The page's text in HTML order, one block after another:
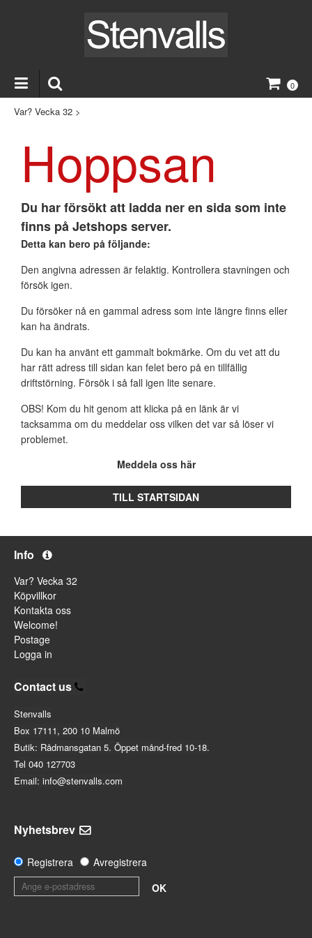
0
Var? Vecka 32 >
Hoppsan
Du har försökt att ladda ner en sida som inte
finns på Jetshops server.
Detta kan bero på följande:
Den angivna adressen är felaktig. Kontrollera stavningen och
försök igen.
Du försöker nå en gammal adress som inte längre finns eller
kan ha ändrats.
Du kan ha använt ett gammalt bokmärke. Om du vet att du
har rätt adress till sidan kan felet bero på en tillfällig
driftstörning. Försök i så fall igen lite senare.
OBS! Kom du hit genom att klicka på en länk är vi
tacksamma om du meddelar oss vilken det var så löser vi
problemet.
Meddela oss här
TILL STARTSIDAN
Info
Var? Vecka 32
Köpvillkor
Kontakta oss
Welcome!
Postage
Logga in
Contact us
Stenvalls
Box 17111, 200 10 Malmö
Butik: Rådmansgatan 5. Öppet månd-fred 10-18.
Tel 040 127703
Email: info@stenvalls.com
Nyhetsbrev
Registrera
Avregistrera
OK